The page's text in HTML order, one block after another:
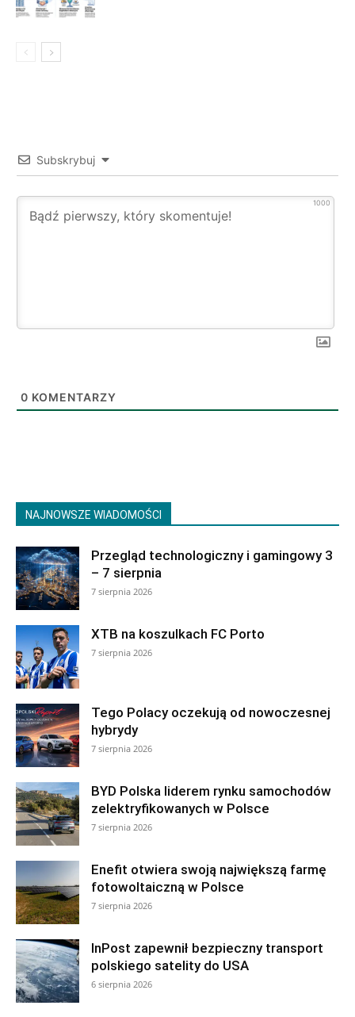
Subskrybuj
1000
0 KOMENTARZY
NAJNOWSZE WIADOMOŚCI
Przegląd technologiczny i gamingowy 3
– 7 sierpnia
7 sierpnia 2026
XTB na koszulkach FC Porto
7 sierpnia 2026
Tego Polacy oczekują od nowoczesnej
hybrydy
7 sierpnia 2026
BYD Polska liderem rynku samochodów
zelektryfikowanych w Polsce
7 sierpnia 2026
Enefit otwiera swoją największą farmę
fotowoltaiczną w Polsce
7 sierpnia 2026
InPost zapewnił bezpieczny transport
polskiego satelity do USA
6 sierpnia 2026